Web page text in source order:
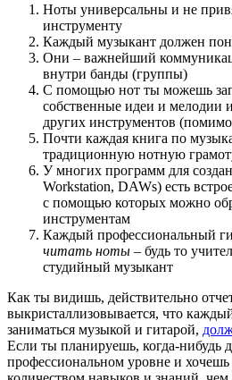
Ноты универсальны и не
инструменту
Каждый музыкант должен
Они – важнейший
внутри банды (группы)
С помощью нот ты можешь
собственные идеи и мелодии
других инструментов
Почти каждая книга по
традиционную нотную
У многих программ для
Workstation, DAWs) есть
с помощью которых можно
инструментам
Каждый профессиональный
читать ноты – будь то
студийный музыкант
Как ты видишь, действительно
выкристаллизовывается, что
заниматься музыкой и гитарой,
Если ты планируешь, когда-нибудь
профессиональном уровне и